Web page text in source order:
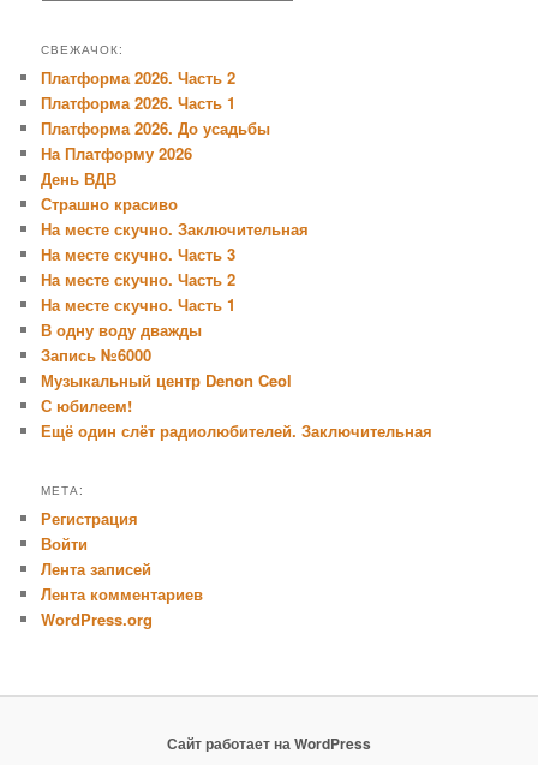
СВЕЖАЧОК:
Платформа 2026. Часть 2
Платформа 2026. Часть 1
Платформа 2026. До усадьбы
На Платформу 2026
День ВДВ
Страшно красиво
На месте скучно. Заключительная
На месте скучно. Часть 3
На месте скучно. Часть 2
На месте скучно. Часть 1
В одну воду дважды
Запись №6000
Музыкальный центр Denon Ceol
С юбилеем!
Ещё один слёт радиолюбителей. Заключительная
МЕТА:
Регистрация
Войти
Лента записей
Лента комментариев
WordPress.org
Сайт работает на WordPress